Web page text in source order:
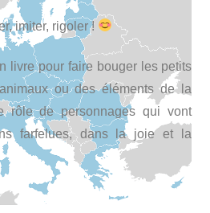
imiter, rigoler !
livre pour faire bouger les petits
ou des éléments de la
rôle de personnages qui vont
farfelues, dans la joie et la